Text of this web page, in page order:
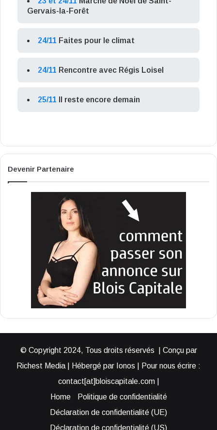
Gervais-la-Forêt
24/11 Faites pour le climat
24/11 Rencontre avec Régis Loisel
25/11 Il reste encore demain
Devenir Partenaire
© Copyright 2024, Tous droits réservés | Conçu par
Richest Media | Hébergé par Ionos | Pour nous écrire :
contact[at]bloiscapitale.com |
Home
Politique de confidentialité
Déclaration de confidentialité (UE)
Déclaration de confidentialité (US)